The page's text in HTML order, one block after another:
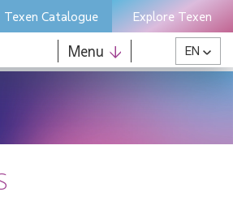
Texen Catalogue Explore Texen
Menu EN